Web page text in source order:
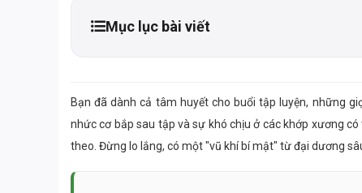
Mục lục bài viết
Bạn đã dành cả tâm huyết cho buổi tập luyện, những
nhức cơ bắp sau tập và sự khó chịu ở các khớp xương
theo. Đừng lo lắng, có một "vũ khí bí mật" từ đại dương